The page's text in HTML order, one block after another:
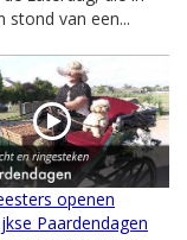
stond van een...
openen
Paardendagen